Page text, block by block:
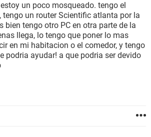
un poco mosqueado. tengo el
tengo un router Scientific atlanta por la
bien tengo otro PC en otra parte de la
llega, lo tengo que poner lo mas
en mi habitacion o el comedor, y tengo
podria ayudar! a que podria ser devido